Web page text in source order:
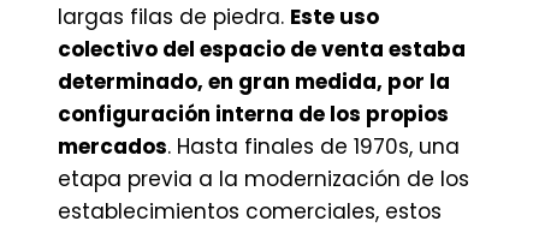
largas filas de piedra. Este uso
colectivo del espacio de venta estaba
determinado, en gran medida, por la
configuración interna de los propios
mercados. Hasta finales de 1970s, una
etapa previa a la modernización de los
establecimientos comerciales, estos